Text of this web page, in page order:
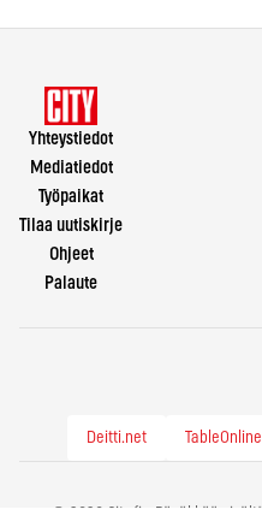
Yhteystiedot
Mediatiedot
Työpaikat
Tilaa uutiskirje
Ohjeet
Palaute
Deitti.net TableOnline